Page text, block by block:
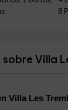
8
Villa
Villa Les